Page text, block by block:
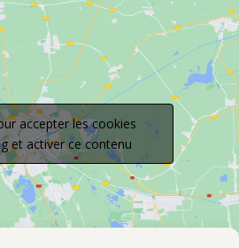
accepter les cookies
et activer ce contenu